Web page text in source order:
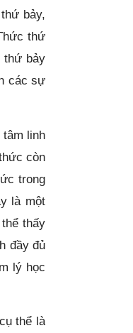
bảy,
thứ
thứ bảy
các sự
linh
còn
trong
là một
thấy
đầy đủ
lý học
thể là